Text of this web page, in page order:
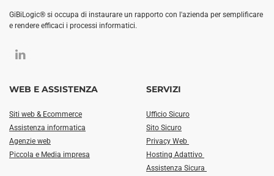
GiBiLogic® si occupa di instaurare un rapporto con l'azienda per semplificare
e rendere efficaci i processi informatici.
WEB E ASSISTENZA
Siti web & Ecommerce
Assistenza informatica
Agenzie web
Piccola e Media impresa
SERVIZI
Ufficio Sicuro
Sito Sicuro
Privacy Web
Hosting Adattivo
Assistenza Sicura